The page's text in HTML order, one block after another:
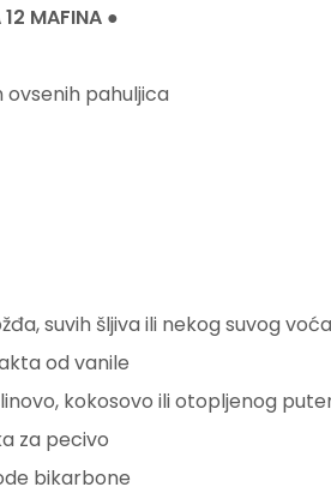
MAFINA ●
ovsenih pahuljica
suvih šljiva ili nekog suvog
od vanile
kokosovo ili otopljenog
za pecivo
bikarbone